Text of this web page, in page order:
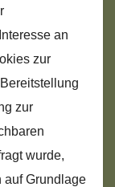
an
zur
zur
wurde,
auf Grundlage